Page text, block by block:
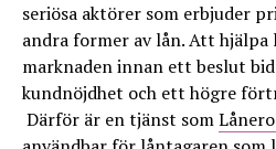
seriösa aktörer som erbjuder
andra former av lån. Att hjälpa
marknaden innan ett beslut
kundnöjdhet och ett högre
Därför är en tjänst som